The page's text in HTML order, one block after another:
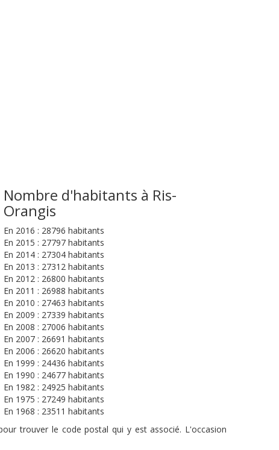
Nombre d'habitants à Ris-
Orangis
En 2016 : 28796 habitants
En 2015 : 27797 habitants
En 2014 : 27304 habitants
En 2013 : 27312 habitants
En 2012 : 26800 habitants
En 2011 : 26988 habitants
En 2010 : 27463 habitants
En 2009 : 27339 habitants
En 2008 : 27006 habitants
En 2007 : 26691 habitants
En 2006 : 26620 habitants
En 1999 : 24436 habitants
En 1990 : 24677 habitants
En 1982 : 24925 habitants
En 1975 : 27249 habitants
En 1968 : 23511 habitants
trouver le code postal qui y est associé. L'occasion